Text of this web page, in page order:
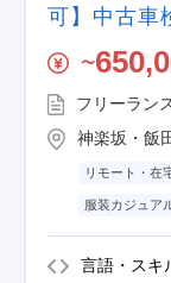
可】中古車
〜
フリーラン
神楽坂・飯
リモート・在
服装カジュア
言語・スキ